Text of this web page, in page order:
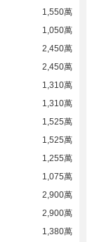
1,550萬
1,050萬
2,450萬
2,450萬
1,310萬
1,310萬
1,525萬
1,525萬
1,255萬
1,075萬
2,900萬
2,900萬
1,380萬